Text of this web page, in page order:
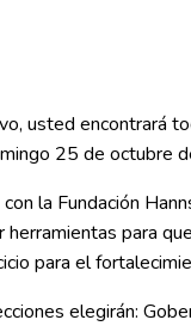
usted encontrará
25 de octubre
la Fundación
para
para el
elegirán: